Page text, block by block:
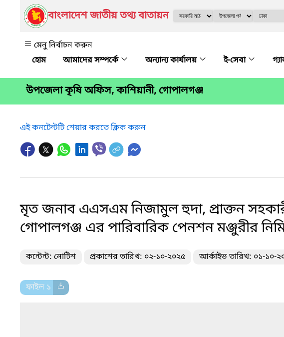
বাংলাদেশ জাতীয় তথ্য বাতায়ন
মেনু নির্বাচন করুন
আমাদের সম্পর্কে
অন্যান্য কার্যালয় ই-সেবা
উপজেলা কৃষি অফিস, কাশিয়ানী, গোপালগঞ্জ
এই কনটেন্টটি শেয়ার করতে ক্লিক করুন
মৃত জনাব এএসএম নিজামুল হুদা, প্রাক্তন
গোপালগঞ্জ এর পারিবারিক পেনশন মঞ্জুরীর
কন্টেন্ট: নোটিশ প্রকাশের তারিখ: ০২-১০-২০২৫ আর্কাইভ তারিখ: ০১-১০-
ফাইল ১